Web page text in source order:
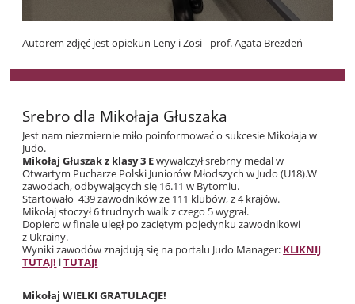
Autorem zdjęć jest opiekun Leny i Zosi - prof. Agata Brezdeń
Srebro dla Mikołaja Głuszaka
Jest nam niezmiernie miło poinformować o sukcesie Mikołaja w
Judo.
Mikołaj Głuszak z klasy 3 Ewywalczył srebrny medal w
Otwartym Pucharze Polski Juniorów Młodszych w Judo (U18).W
zawodach, odbywających się 16.11 w Bytomiu.
Startowało 439 zawodników ze 111 klubów, z 4 krajów.
Mikołaj stoczył 6 trudnych walk z czego 5 wygrał.
Dopiero w finale uległ po zaciętym pojedynku zawodnikowi
z Ukrainy.
Wyniki zawodów znajdują się na portalu Judo Manager: KLIKNIJ
TUTAJ! iTUTAJ!
Mikołaj WIELKI GRATULACJE!